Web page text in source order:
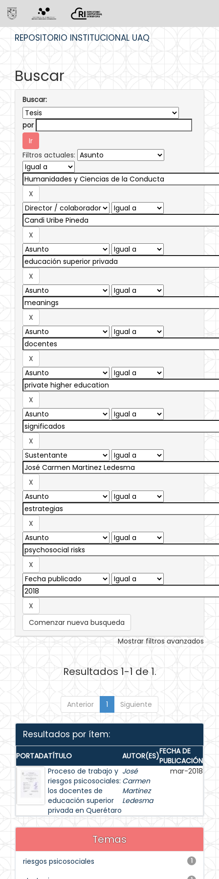
REPOSITORIO INSTITUCIONAL UAQ
Buscar
Buscar:
por
Filtros actuales:
Comenzar nueva busqueda
Mostrar filtros avanzados
Resultados 1-1 de 1.
Anterior 1 Siguiente
Resultados por ítem:
PORTADATÍTULO AUTOR(ES)FECHA DE
PUBLICACIÓN
Proceso de trabajo y
riesgos psicosociales:
los docentes de
educación superior
privada en Querétaro
José
Carmen
Martinez
Ledesma
mar-2018
Temas
1
riesgos psicosociales